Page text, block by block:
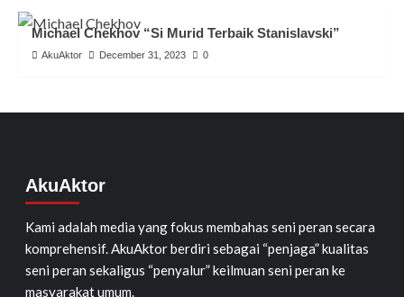
Michael Chekhov “Si Murid Terbaik Stanislavski”
AkuAktor December 31, 2023 0
AkuAktor
Kami adalah media yang fokus membahas seni peran secara
komprehensif. AkuAktor berdiri sebagai “penjaga” kualitas
seni peran sekaligus “penyalur” keilmuan seni peran ke
masyarakat umum.